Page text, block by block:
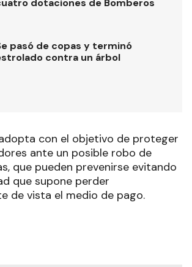
dotaciones de Bomberos
pasó de copas y terminó
contra un árbol
con el objetivo de proteger
ante un posible robo de
que pueden prevenirse evitando
que supone perder
de vista el medio de pago.